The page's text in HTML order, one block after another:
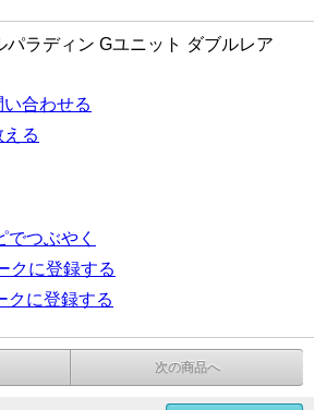
パラディン Gユニット ダブルレア
合わせる
る
でつぶやく
クに登録する
クに登録する
次の商品へ